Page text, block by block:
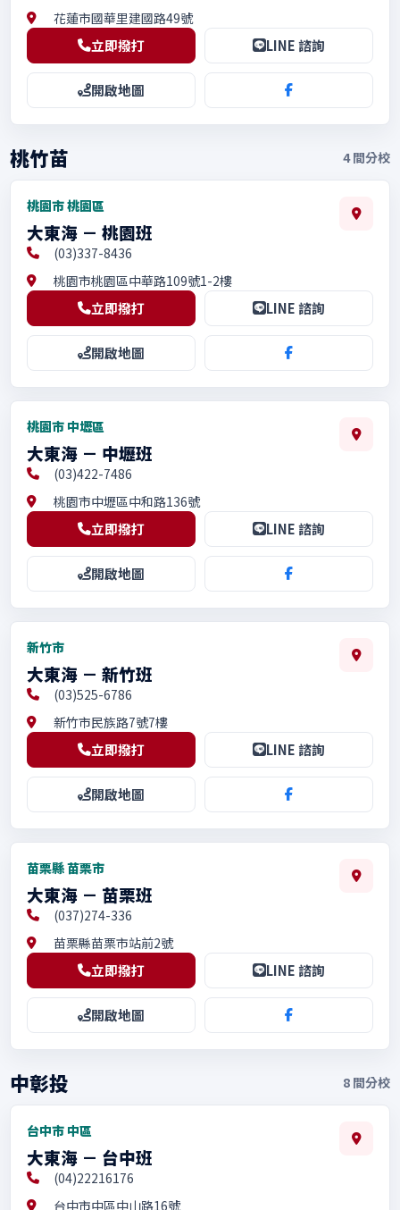
花蓮市國華里建國路49號
立即撥打 LINE 諮詢
開啟地圖
桃竹苗 4間分校
桃園市 桃園區
大東海 － 桃園班
(03)337-8436
桃園市桃園區中華路109號1-2樓
立即撥打 LINE 諮詢
開啟地圖
桃園市 中壢區
大東海 － 中壢班
(03)422-7486
桃園市中壢區中和路136號
立即撥打 LINE 諮詢
開啟地圖
新竹市
大東海 － 新竹班
(03)525-6786
新竹市民族路7號7樓
立即撥打 LINE 諮詢
開啟地圖
苗栗縣 苗栗市
大東海 － 苗栗班
(037)274-336
苗栗縣苗栗市站前2號
立即撥打 LINE 諮詢
開啟地圖
中彰投 8 間分校
台中市 中區
大東海 － 台中班
(04)22216176
台中市中區中山路16號